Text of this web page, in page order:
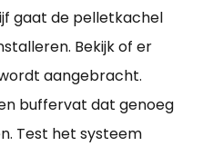
gaat de pelletkachel
Bekijk of er
aangebracht.
buffervat dat genoeg
Test het systeem